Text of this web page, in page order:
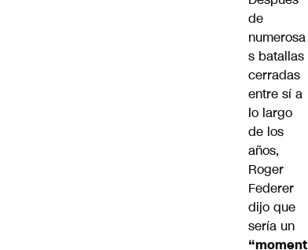
de
numerosa
s batallas
cerradas
entre sí a
lo largo
de los
años,
Roger
Federer
dijo que
sería un
“moment